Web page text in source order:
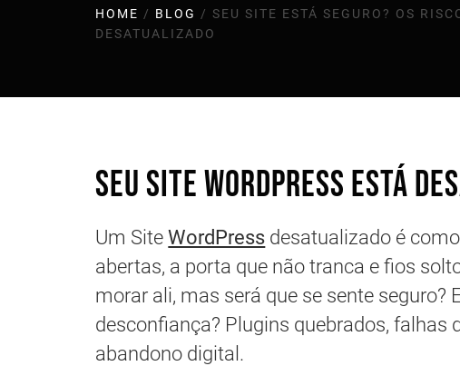
HOME / BLOG /SEU SITE ESTÁ SEGURO? OS
DESATUALIZADO
Seu site WordPress está
Um SiteWordPress desatualizado é
abertas, a porta que não tranca e fios
morar ali, mas será que se sente
desconfiança? Plugins quebrados, falhas
abandono digital.